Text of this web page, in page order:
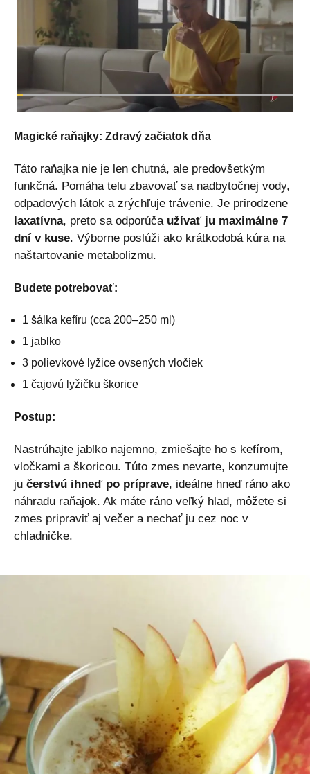
Magické raňajky: Zdravý začiatok dňa
Táto raňajka nie je len chutná, ale predovšetkým
funkčná. Pomáha telu zbavovať sa nadbytočnej vody,
odpadových látok a zrýchľuje trávenie. Je prirodzene
laxatívna, preto sa odporúča užívať ju maximálne 7
dní v kuse. Výborne poslúži ako krátkodobá kúra na
naštartovanie metabolizmu.
Budete potrebovať:
1 šálka kefíru (cca 200–250 ml)
1 jablko
3 polievkové lyžice ovsených vločiek
1 čajovú lyžičku škorice
Postup:
Nastrúhajte jablko najemno, zmiešajte ho s kefírom,
vločkami a škoricou. Túto zmes nevarte, konzumujte
ju čerstvú ihneď po príprave, ideálne hneď ráno ako
náhradu raňajok. Ak máte ráno veľký hlad, môžete si
zmes pripraviť aj večer a nechať ju cez noc v
chladničke.